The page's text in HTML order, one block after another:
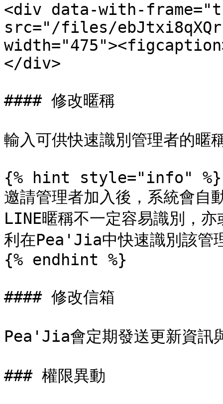
<div data-with-
src="/files/
</div>
#### 修改暱稱
輸入可供快速識別管理者的暱
{% hint style="info" %}
邀請管理者加入後，系統會自
LINE暱稱不一定容易識別，
利在Pea'Jia中快速識別該管
{% endhint %}
#### 修改信箱
Pea'Jia會定期發送更新資訊
### 權限異動